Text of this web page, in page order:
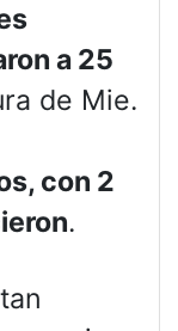
a 25
de Mie.
con 2
.